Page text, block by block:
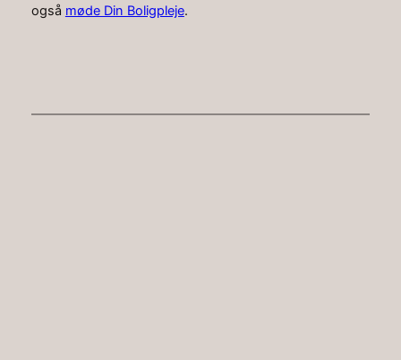
også møde Din Boligpleje.